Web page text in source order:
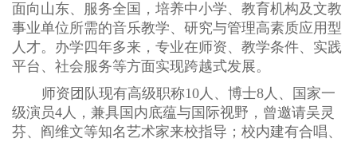
面向山东、服务全国，培养中小学、教育机构及文教
事业单位所需的音乐教学、研究与管理高素质应用型
人才。办学四年多来，专业在师资、教学条件、实践
平台、社会服务等方面实现跨越式发展。
师资团队现有高级职称10人、博士8人、国家一
级演员4人，兼具国内底蕴与国际视野，曾邀请吴灵
芬、阎维文等知名艺术家来校指导；校内建有合唱、